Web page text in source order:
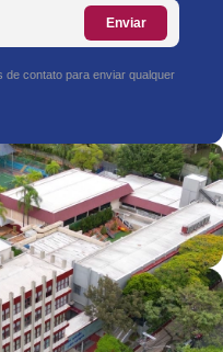
Enviar
de contato para enviar qualquer